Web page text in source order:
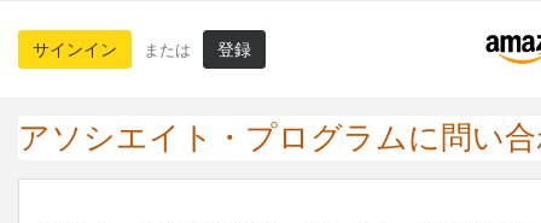
サインイン または 登録
アソシエイト・プログラムに問い